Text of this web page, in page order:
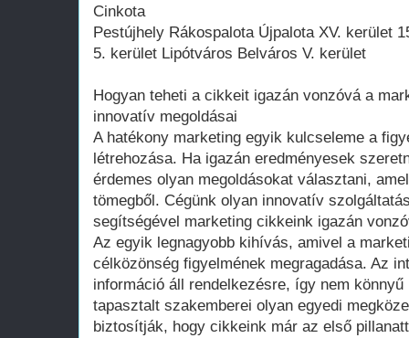
Cinkota
Pestújhely Rákospalota Újpalota XV. kerület
5. kerület Lipótváros Belváros V. kerület
Hogyan teheti a cikkeit igazán vonzóvá a
innovatív megoldásai
A hatékony marketing egyik kulcseleme a
létrehozása. Ha igazán eredményesek
érdemes olyan megoldásokat választani,
tömegből. Cégünk olyan innovatív
segítségével marketing cikkeink igazán
Az egyik legnagyobb kihívás, amivel a
célközönség figyelmének megragadása. Az
információ áll rendelkezésre, így nem
tapasztalt szakemberei olyan egyedi
biztosítják, hogy cikkeink már az első